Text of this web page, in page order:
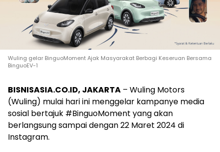
Wuling gelar BinguoMoment Ajak Masyarakat Berbagi Keseruan Bersama
BinguoEV-1
BISNISASIA.CO.ID, JAKARTA – Wuling Motors
(Wuling) mulai hari ini menggelar kampanye media
sosial bertajuk #BinguoMoment yang akan
berlangsung sampai dengan 22 Maret 2024 di
Instagram.